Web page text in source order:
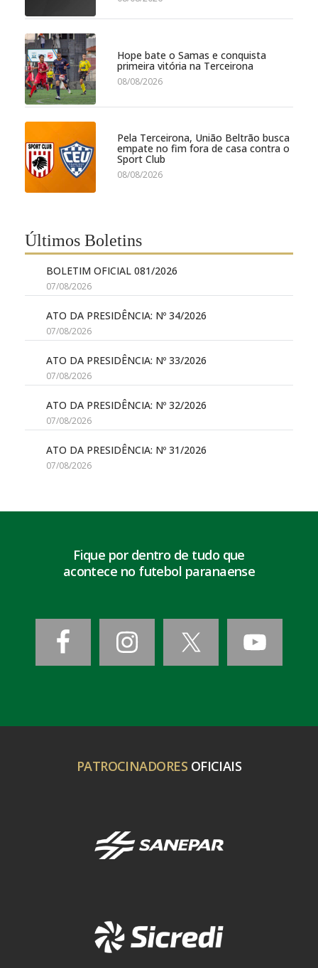
Hope bate o Samas e conquista
primeira vitória na Terceirona
08/08/2026
Pela Terceirona, União Beltrão busca
empate no fim fora de casa contra o
Sport Club
08/08/2026
Últimos Boletins
BOLETIM OFICIAL 081/2026
07/08/2026
ATO DA PRESIDÊNCIA: Nº 34/2026
07/08/2026
ATO DA PRESIDÊNCIA: Nº 33/2026
07/08/2026
ATO DA PRESIDÊNCIA: Nº 32/2026
07/08/2026
ATO DA PRESIDÊNCIA: Nº 31/2026
07/08/2026
Fique por dentro de tudo que
acontece no futebol paranaense
PATROCINADORES OFICIAIS